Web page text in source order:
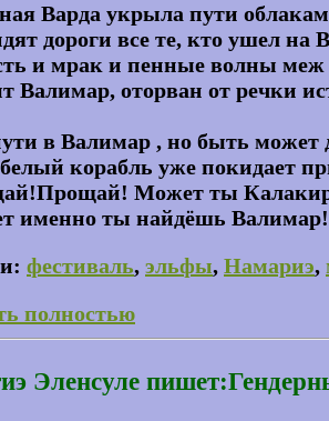
Варда укрыла пути
дороги все те, кто ушел на
и мрак и пенные волны
Валимар, оторван от речки
в Валимар , но быть может
корабль уже покидает
Может ты
именно ты найдёшь
фестиваль, эльфы, Намариэ,
полностью
Эленсуле